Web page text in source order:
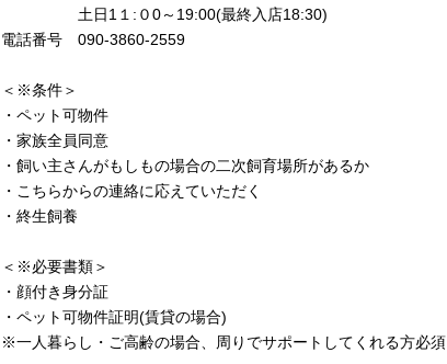
土日1１:０0～19:00(最終入店18:30)
電話番号 090-3860-2559
＜※条件＞
・ペット可物件
・家族全員同意
・飼い主さんがもしもの場合の二次飼育場所があるか
・こちらからの連絡に応えていただく
・終生飼養
＜※必要書類＞
・顔付き身分証
・ペット可物件証明(賃貸の場合)
※一人暮らし・ご高齢の場合、周りでサポートしてくれる方必須